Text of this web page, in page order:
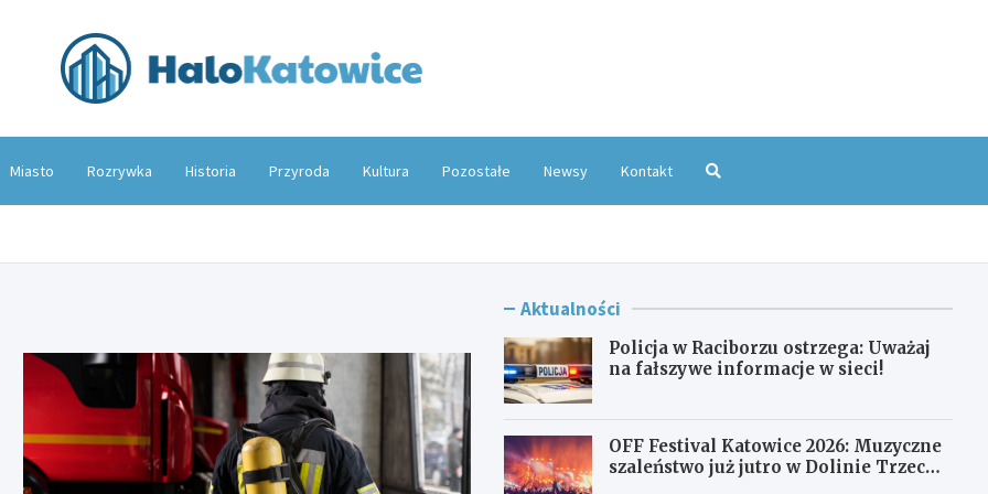
Miasto Rozrywka Historia Przyroda Kultura Pozostałe Newsy Kontakt
Aktualności
Policja w Raciborzu ostrzega: Uważaj
na fałszywe informacje w sieci!
OFF Festival Katowice 2026: Muzyczne
szaleństwo już jutro w Dolinie Trzech